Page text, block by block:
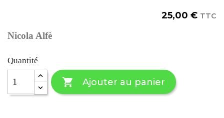
25,00 € TTC
Nicola Alfè
Quantité
 Ajouter au panier